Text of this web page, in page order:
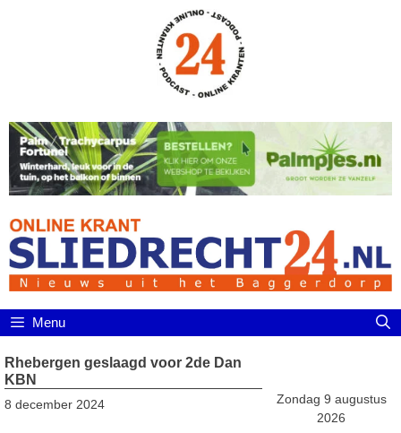
Menu
Rhebergen geslaagd voor 2de Dan
KBN
8 december 2024
Zondag 9 augustus
2026